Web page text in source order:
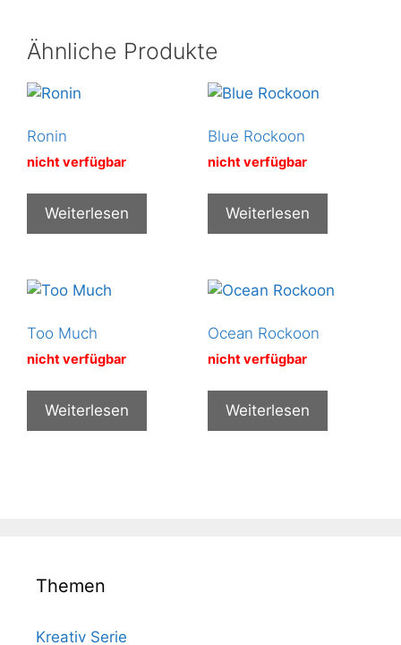
Ähnliche Produkte
Ronin
nicht verfügbar
Weiterlesen
Blue Rockoon
nicht verfügbar
Weiterlesen
Too Much
nicht verfügbar
Weiterlesen
Ocean Rockoon
nicht verfügbar
Weiterlesen
Themen
Kreativ Serie